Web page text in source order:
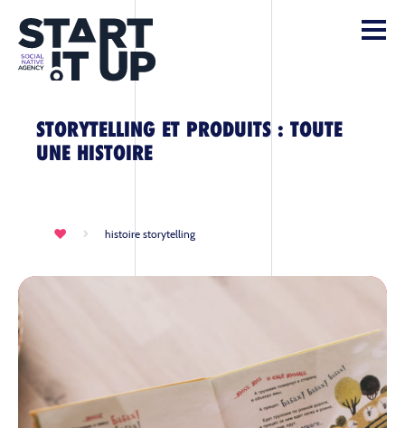
STORYTELLING ET PRODUITS : TOUTE
UNE HISTOIRE
histoire storytelling